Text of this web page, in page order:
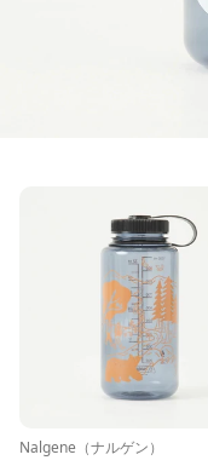
Nalgene（ナルゲン）